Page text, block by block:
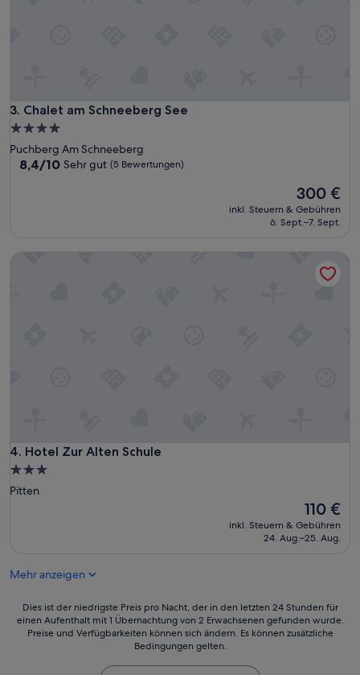
3. Chalet am Schneeberg See
Chalet am Schneeberg See
4.0-
Sterne-
Unterkunft
Puchberg Am Schneeberg
8.4
Bewertungen)
8,4/10 Sehr gut (5 Bewertungen)
Der
Preis
beträgt
300 €
inkl. Steuern & Gebühren
6. Sept.–7. Sept.
4. Hotel Zur Alten Schule
Hotel Zur Alten Schule
3.0-
Sterne-
Pitten
Der
Preis
beträgt
110 €
inkl. Steuern & Gebühren
24. Aug.–25. Aug.
Mehr anzeigen
Dies
ist
Dies ist der niedrigste Preis pro Nacht, der in den letzten 24 Stunden für
einen Aufenthalt mit 1 Übernachtung von 2 Erwachsenen gefunden wurde.
Preise und Verfügbarkeiten können sich ändern. Es können zusätzliche
Bedingungen gelten.